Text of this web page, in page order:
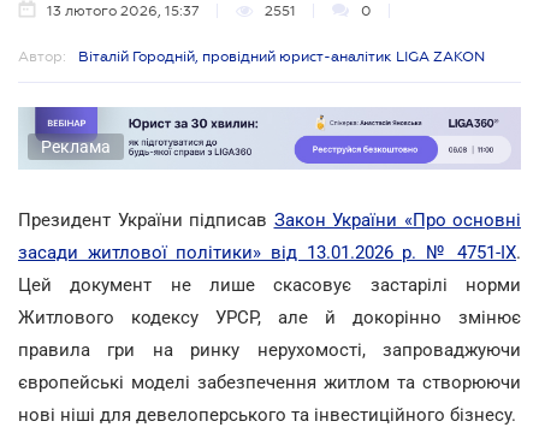
13 лютого 2026, 15:37 2551 0
Автор: Віталій Городній, провідний юрист-аналітик LIGA ZAKON
Реклама
Президент України підписав Закон України «Про основні
засади житлової політики» від 13.01.2026 р. № 4751-IX.
Цей документ не лише скасовує застарілі норми
Житлового кодексу УРСР, але й докорінно змінює
правила гри на ринку нерухомості, запроваджуючи
європейські моделі забезпечення житлом та створюючи
нові ніші для девелоперського та інвестиційного бізнесу.